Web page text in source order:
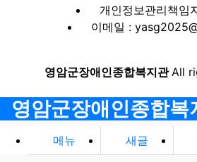
개인정보관리책임
이메일 :
영암군장애인종합복지관All
영암군장애인종합복
메뉴 새글